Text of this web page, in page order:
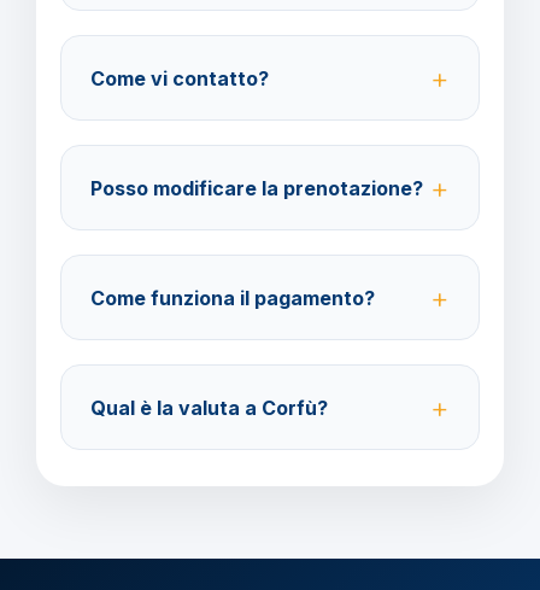
consigliate per coprire spese mediche e
cancellazione viaggio.
Come vi contatto?
amministrazione@barbaviaggi.it, o tramite il sito
barbaviaggi.it.
Posso modificare la prenotazione?
prima della partenza con un costo di 70 euro a
modifica.
Come funziona il pagamento?
Acconto del 40% alla prenotazione, saldo 30 giorni
prima della partenza.
Qual è la valuta a Corfù?